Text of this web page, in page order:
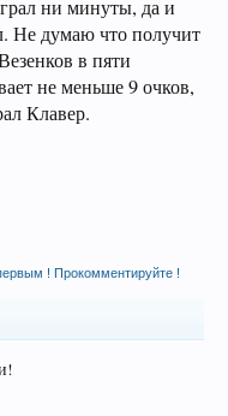
ни минуты, да и
Не думаю что получит
в пяти
не меньше 9 очков,
Клавер.
! Прокомментируйте !